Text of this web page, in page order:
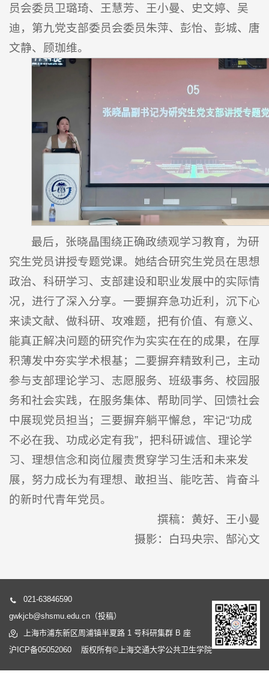
员会委员卫璐琦、王慧芳、王小曼、史文婷、吴
迪，第九党支部委员会委员朱萍、彭怡、彭城、唐
文静、顾珈维。
最后，张晓晶围绕正确政绩观学习教育，为研
究生党员讲授专题党课。她结合研究生党员在思想
政治、科研学习、支部建设和职业发展中的实际情
况，进行了深入分享。一要摒弃急功近利，沉下心
来读文献、做科研、攻难题，把有价值、有意义、
能真正解决问题的研究作为实实在在的成果，在厚
积薄发中夯实学术根基；二要摒弃精致利己，主动
参与支部理论学习、志愿服务、班级事务、校园服
务和社会实践，在服务集体、帮助同学、回馈社会
中展现党员担当；三要摒弃躺平懈怠，牢记“功成
不必在我、功成必定有我”，把科研诚信、理论学
习、理想信念和岗位履责贯穿学习生活和未来发
展，努力成长为有理想、敢担当、能吃苦、肯奋斗
的新时代青年党员。
撰稿：黄好、王小曼
摄影：白玛央宗、郜沁文
021-63846590
gwkjcb@shsmu.edu.cn（投稿）
上海市浦东新区周浦镇半夏路 1 号科研集群 B 座
沪ICP备05052060 版权所有©上海交通大学公共卫生学院